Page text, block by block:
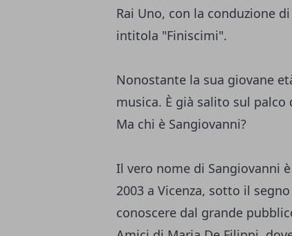
Rai Uno, con la conduzione
intitola "Finiscimi".
Nonostante la sua giovane
musica. È già salito sul
Ma chi è Sangiovanni?
Il vero nome di Sangiovanni
2003 a Vicenza, sotto il
conoscere dal grande